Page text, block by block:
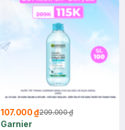
107.000 ₫209.000 ₫
Garnier